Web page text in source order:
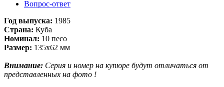
Вопрос-ответ
Год выпуска: 1985
Страна: Куба
Номинал: 10 песо
Размер: 135х62 мм
Внимание: Серия и номер на купюре будут отличаться от
представленных на фото !